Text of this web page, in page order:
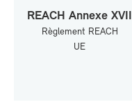
REACH An­nexe XVII
Rè­gle­ment REACH
UE